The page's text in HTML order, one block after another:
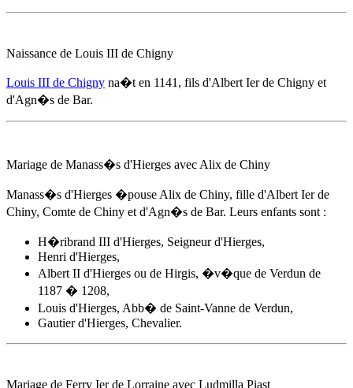
Naissance de Louis III de Chigny
Louis III de Chigny na�t en 1141 , fils d'Albert Ier de Chigny et
d'Agn�s de Bar.
Mariage de Manass�s d'Hierges avec Alix de Chiny
Manass�s d'Hierges �pouse Alix de Chiny, fille d'Albert Ier de
Chiny, Comte de Chiny et d'Agn�s de Bar. Leurs enfants sont :
H�ribrand III d'Hierges, Seigneur d'Hierges,
Henri d'Hierges,
Albert II d'Hierges ou de Hirgis, �v�que de Verdun de
1187 � 1208,
Louis d'Hierges, Abb� de Saint-Vanne de Verdun,
Gautier d'Hierges, Chevalier.
Mariage de Ferry Ier de Lorraine avec Ludmilla Piast